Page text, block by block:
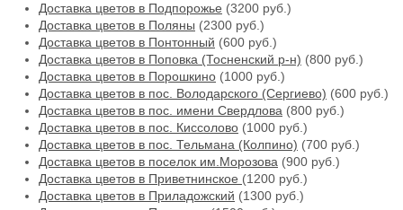
Доставка цветов в Подпорожье (3200 руб.)
Доставка цветов в Поляны (2300 руб.)
Доставка цветов в Понтонный (600 руб.)
Доставка цветов в Поповка (Тосненский р-н) (800 руб.)
Доставка цветов в Порошкино (1000 руб.)
Доставка цветов в пос. Володарского (Сергиево) (600 руб.)
Доставка цветов в пос. имени Свердлова (800 руб.)
Доставка цветов в пос. Киссолово (1000 руб.)
Доставка цветов в пос. Тельмана (Колпино) (700 руб.)
Доставка цветов в поселок им.Морозова (900 руб.)
Доставка цветов в Приветнинское (1200 руб.)
Доставка цветов в Приладожский (1300 руб.)